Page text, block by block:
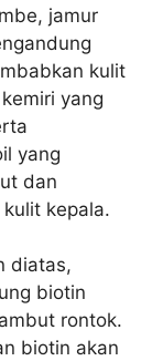
jamur
kulit
yang
yang
dan
kepala.
diatas,
biotin
rontok.
biotin akan